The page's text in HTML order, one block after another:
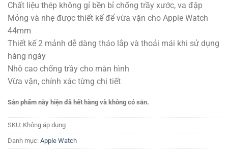
Chất liệu thép không gỉ bền bỉ chống trầy xước, va đập
Mỏng và nhẹ được thiết kế để vừa vặn cho Apple Watch
44mm
Thiết kế 2 mảnh dễ dàng tháo lắp và thoải mái khi sử dụng
hàng ngày
Nhô cao chống trầy cho màn hình
Vừa vặn, chính xác từng chi tiết
Sản phẩm này hiện đã hết hàng và không có sẵn.
SKU: Không áp dụng
Danh mục: Apple Watch